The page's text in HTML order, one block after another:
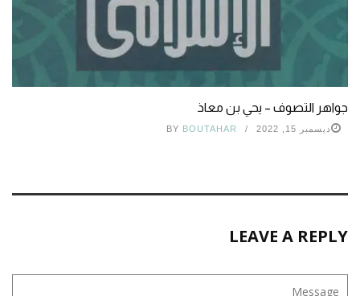
جواهر التصوف – يحي بن معاذ
ديسمبر 15, 2022 BY BOUTAHAR
LEAVE A REPLY